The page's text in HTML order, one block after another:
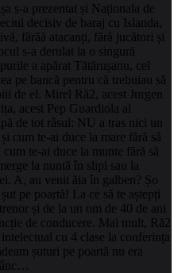
s-a prezentat și Naționala de
decisiv de baraj cu Islanda,
fărăă atacanți, fără jucători și
s-a derulat la o singură
a apărat Tătărușanu, cel
pe bancă pentru că trebuiau să
de el. Mirel Ră2, acest Jurgen
acest Pep Guardiola al
de tot râsul: NU a tras nici un
cum te-ai duce la mare fără să
te-ai duce la munte fără să
la nuntă în slipi sau la
A, au venit ăia în galben? Șo
pe poartă! La ce să te aștepți
și de la un om de 40 de ani
de conducere. Mai mult, Ră2
cu 4 clase la conferința
șuturi pe poartă nu era